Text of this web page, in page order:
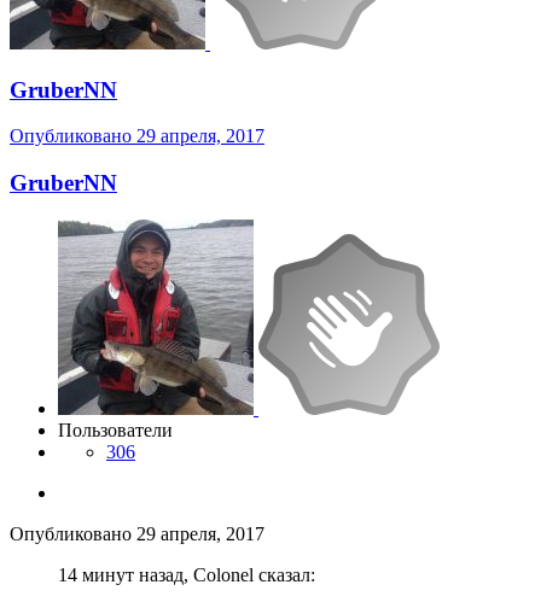
GruberNN
Опубликовано 29 апреля, 2017
GruberNN
Пользователи
306
Опубликовано 29 апреля, 2017
14 минут назад, Colonel сказал: